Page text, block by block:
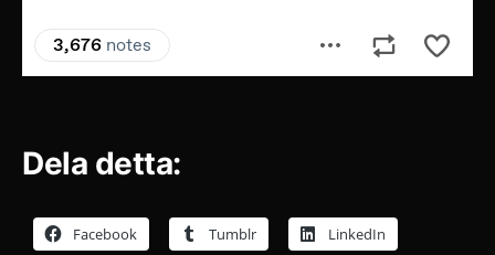
Dela detta:
Facebook Tumblr LinkedIn